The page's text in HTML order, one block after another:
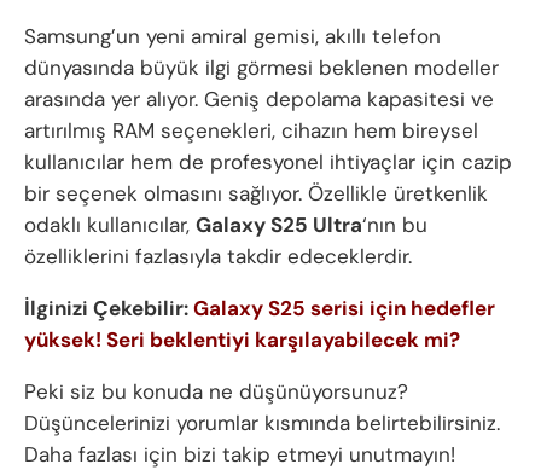
Samsung’un yeni amiral gemisi, akıllı telefon
dünyasında büyük ilgi görmesi beklenen modeller
arasında yer alıyor. Geniş depolama kapasitesi ve
artırılmış RAM seçenekleri, cihazın hem bireysel
kullanıcılar hem de profesyonel ihtiyaçlar için cazip
bir seçenek olmasını sağlıyor. Özellikle üretkenlik
odaklı kullanıcılar, Galaxy S25 Ultra‘nın bu
özelliklerini fazlasıyla takdir edeceklerdir.
İlginizi Çekebilir:Galaxy S25 serisi için hedefler
yüksek! Seri beklentiyi karşılayabilecek mi?
Peki siz bu konuda ne düşünüyorsunuz?
Düşüncelerinizi yorumlar kısmında belirtebilirsiniz.
Daha fazlası için bizi takip etmeyi unutmayın!